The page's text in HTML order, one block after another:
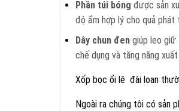
Phần túi bóng được sản
độ ẩm hợp lý cho quả phát
Dây chun đen giúp leo giữ
chế dụng và tăng năng
Xốp bọc ổi lê đài loan
Ngoài ra chúng tôi có sản